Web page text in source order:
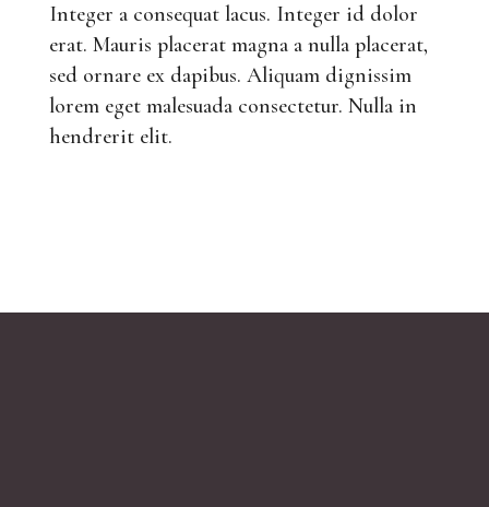
Integer a consequat lacus. Integer id dolor
erat. Mauris placerat magna a nulla placerat,
sed ornare ex dapibus. Aliquam dignissim
lorem eget malesuada consectetur. Nulla in
hendrerit elit.